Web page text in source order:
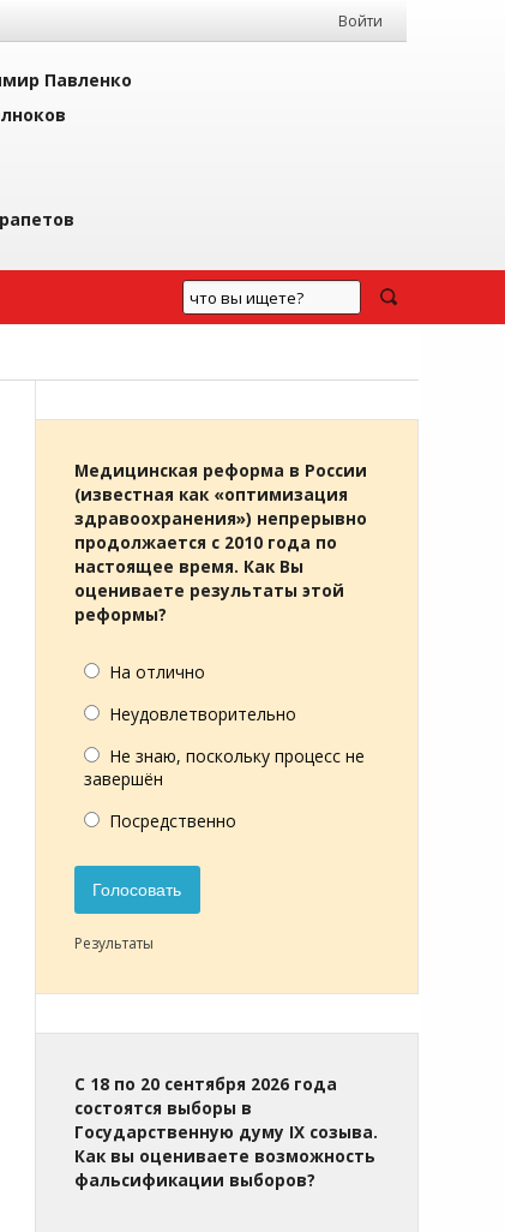
Войти
Павленко
Медицинская реформа в России
(известная как «оптимизация
здравоохранения») непрерывно
продолжается с 2010 года по
настоящее время. Как Вы
оцениваете результаты этой
реформы?
На отлично
Неудовлетворительно
Не знаю, поскольку процесс не
завершён
Посредственно
Голосовать
Результаты
С 18 по 20 сентября 2026 года
состоятся выборы в
Государственную думу IX созыва.
Как вы оцениваете возможность
фальсификации выборов?